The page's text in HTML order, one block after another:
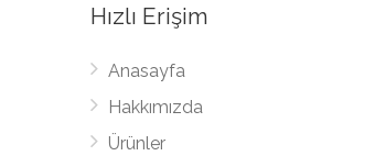
Hızlı Erişim
Anasayfa
Hakkımızda
Ürünler